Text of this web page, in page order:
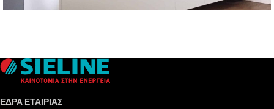
ΕΔΡΑ ΕΤΑΙΡΙΑΣ